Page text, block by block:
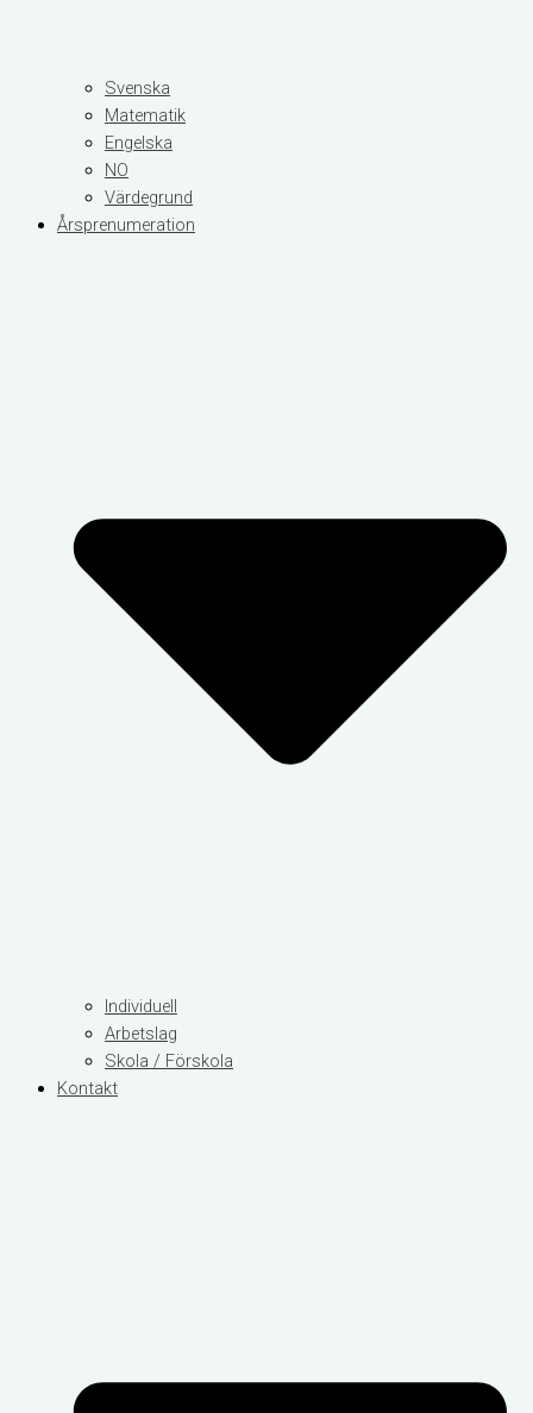
Svenska
Matematik
Engelska
NO
Värdegrund
Årsprenumeration
Individuell
Arbetslag
Skola / Förskola
Kontakt